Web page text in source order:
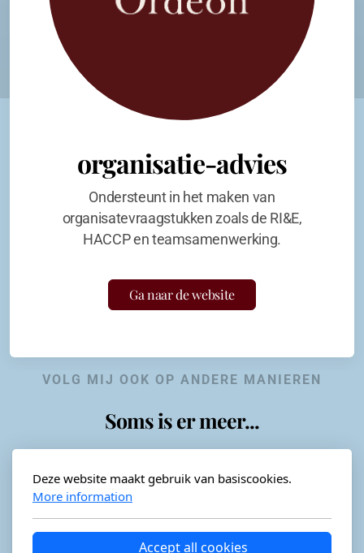
organisatie-advies
Ondersteunt in het maken van
organisatevraagstukken zoals de RI&E,
HACCP en teamsamenwerking.
Ga naar de website
VOLG MIJ OOK OP ANDERE MANIEREN
Soms is er meer...
Horeca-advies
Deze website maakt gebruik van basiscookies.
More information
Accept all cookies